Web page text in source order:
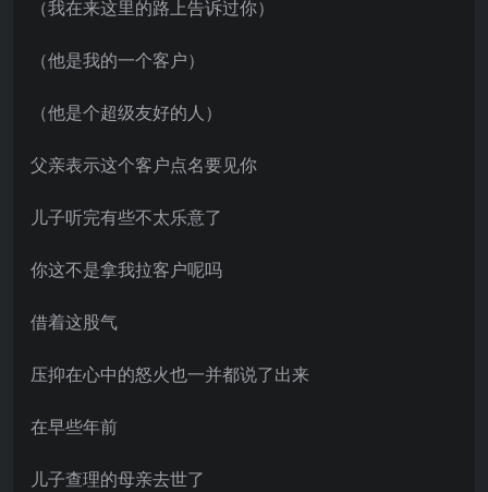
（我在来这里的路上告诉过你）
（他是我的一个客户）
（他是个超级友好的人）
父亲表示这个客户点名要见你
儿子听完有些不太乐意了
你这不是拿我拉客户呢吗
借着这股气
压抑在心中的怒火也一并都说了出来
在早些年前
儿子查理的母亲去世了